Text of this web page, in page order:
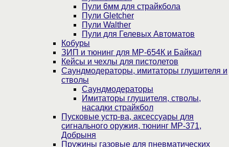
Пули 6мм для страйкбола
Пули Gletcher
Пули Walther
Пули для Гелевых Автоматов
Кобуры
ЗИП и тюнинг для МР-654К и Байкал
Кейсы и чехлы для пистолетов
Саундмодераторы, имитаторы глушителя и
стволы
Саундмодераторы
Имитаторы глушителя, стволы,
насадки страйкбол
Пусковые устр-ва, аксессуары для
сигнального оружия, тюнинг МР-371,
Добрыня
Пружины газовые для пневматических